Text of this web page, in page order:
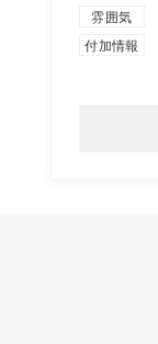
雰囲気
付加情報